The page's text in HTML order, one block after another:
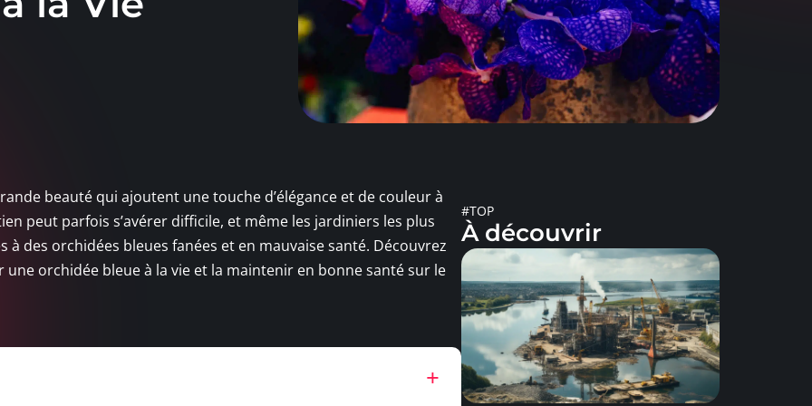
beauté qui ajoutent une touche d’élégance et de couleur à
peut parfois s’avérer difficile, et même les jardiniers les plus
des orchidées bleues fanées et en mauvaise santé. Découvrez
orchidée bleue à la vie et la maintenir en bonne santé sur le
#TOP
À découvrir